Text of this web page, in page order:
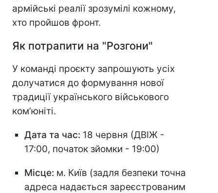
армійські реалії зрозумілі кожному,
хто пройшов фронт.
Як потрапити на "Розгони"
У команді проєкту запрошують усіх
долучатися до формування нової
традиції українського військового
ком’юніті.
Дата та час: 18 червня (ДВІЖ -
17:00, початок зйомки - 19:00)
Місце: м. Київ (задля безпеки точна
адреса надається зареєстрованим